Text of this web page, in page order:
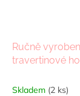
Ručně
travertinové
cm | béžová
Skladem (2 ks)